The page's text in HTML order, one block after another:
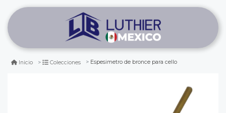
Inicio Colecciones Espesimetro de bronce para cello